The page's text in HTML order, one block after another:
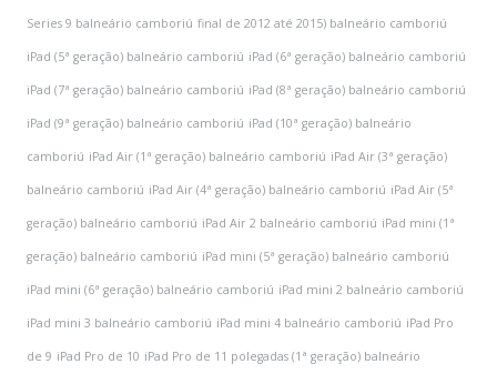
Series 9 balneário camboriú final de 2012 até 2015) balneário camboriú
iPad (5ª geração) balneário camboriú iPad (6ª geração) balneário camboriú
iPad (7ª geração) balneário camboriú iPad (8ª geração) balneário camboriú
iPad (9ª geração) balneário camboriú iPad (10ª geração) balneário
camboriú iPad Air (1ª geração) balneário camboriú iPad Air (3ª geração)
balneário camboriú iPad Air (4ª geração) balneário camboriú iPad Air (5ª
geração) balneário camboriú iPad Air 2 balneário camboriú iPad mini (1ª
geração) balneário camboriú iPad mini (5ª geração) balneário camboriú
iPad mini (6ª geração) balneário camboriú iPad mini 2 balneário camboriú
iPad mini 3 balneário camboriú iPad mini 4 balneário camboriú iPad Pro
de 9 iPad Pro de 10 iPad Pro de 11 polegadas (1ª geração) balneário